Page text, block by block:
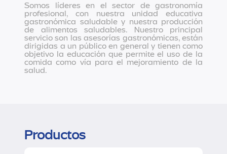
Somos líderes en el sector de gastronomía
profesional, con nuestra unidad educativa
gastronómica saludable y nuestra producción
de alimentos saludables. Nuestro principal
servicio son las asesorías gastronómicas, están
dirigidas a un público en general y tienen como
objetivo la educación que permite el uso de la
comida como vía para el mejoramiento de la
salud.
Productos